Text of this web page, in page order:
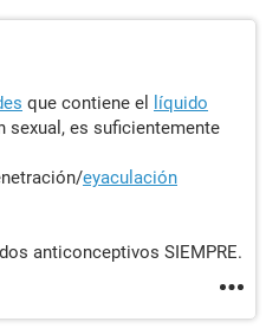
que contiene el
líquido
sexual, es suficientemente
eyaculación
anticonceptivos SIEMPRE.